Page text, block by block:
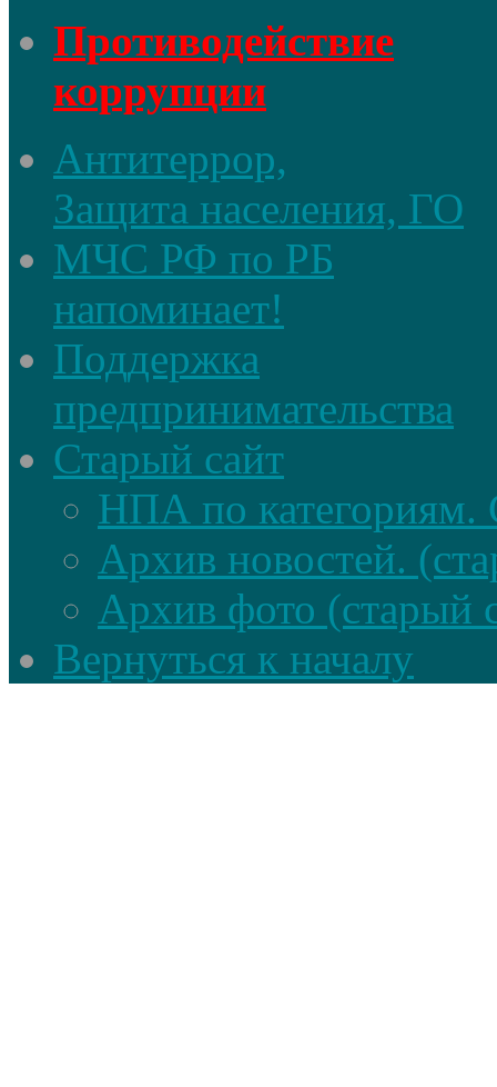
Противодействие
коррупции
Антитеррор,
Защита населения, ГО
МЧС РФ по РБ
напоминает!
Поддержка
предпринимательства
Старый сайт
НПА по категориям.
Архив новостей.
Архив фото (старый
Вернуться к началу